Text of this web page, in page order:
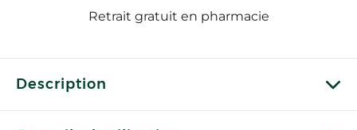
Retrait gratuit en pharmacie
Description